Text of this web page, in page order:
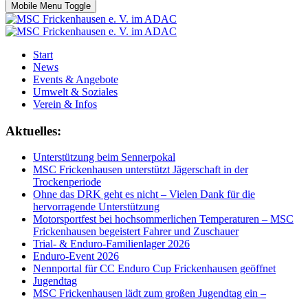
Mobile Menu Toggle
Start
News
Events & Angebote
Umwelt & Soziales
Verein & Infos
Aktuelles:
Unterstützung beim Sennerpokal
MSC Frickenhausen unterstützt Jägerschaft in der
Trockenperiode
Ohne das DRK geht es nicht – Vielen Dank für die
hervorragende Unterstützung
Motorsportfest bei hochsommerlichen Temperaturen – MSC
Frickenhausen begeistert Fahrer und Zuschauer
Trial- & Enduro-Familienlager 2026
Enduro-Event 2026
Nennportal für CC Enduro Cup Frickenhausen geöffnet
Jugendtag
MSC Frickenhausen lädt zum großen Jugendtag ein –